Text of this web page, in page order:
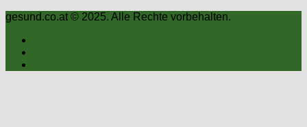
gesund.co.at © 2025. Alle Rechte vorbehalten.